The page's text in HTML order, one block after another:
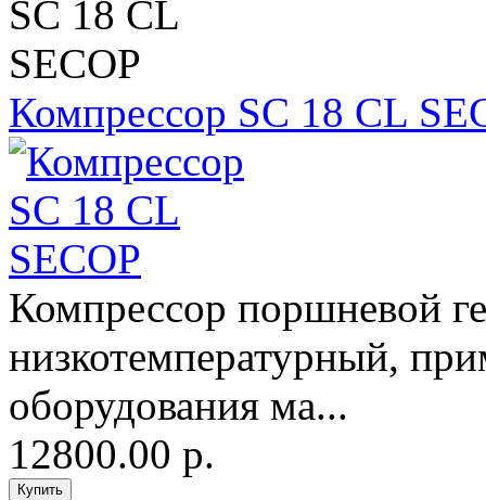
Компрессор SC 18 CL
Компрессор поршневой
низкотемпературный,
оборудования ма...
12800.00 р.